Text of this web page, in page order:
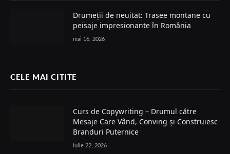
Drumeții de neuitat: Trasee montane cu
peisaje impresionante în România
mai 16, 2026
CELE MAI CITITE
Curs de Copywriting – Drumul către
Mesaje Care Vând, Conving și Construiesc
Branduri Puternice
iulie 22, 2026